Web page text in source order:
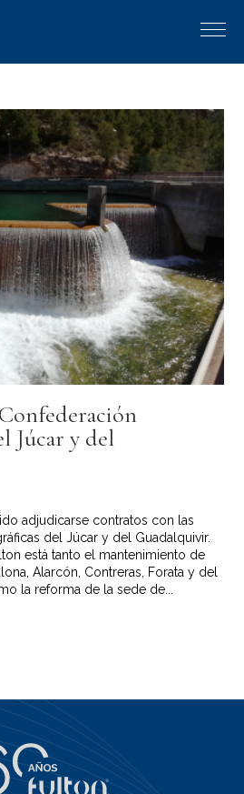
Júcar y del
adjudicarse contratos con las
del Júcar y del Guadalquivir.
está tanto el mantenimiento de
Alarcón, Contreras, Forata y del
la reforma de la sede de...